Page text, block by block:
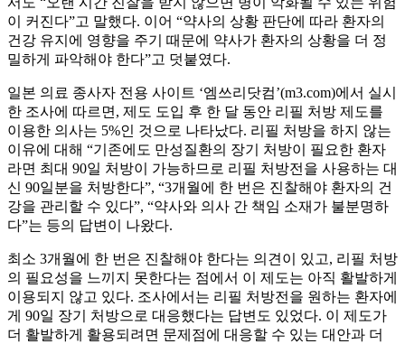
이 커진다”고 말했다. 이어 “약사의 상황 판단에 따라 환자의
건강 유지에 영향을 주기 때문에 약사가 환자의 상황을 더 정
밀하게 파악해야 한다”고 덧붙였다.
일본 의료 종사자 전용 사이트 ‘엠쓰리닷컴’(m3.com)에서 실시
한 조사에 따르면, 제도 도입 후 한 달 동안 리필 처방 제도를
이용한 의사는 5%인 것으로 나타났다. 리필 처방을 하지 않는
이유에 대해 “기존에도 만성질환의 장기 처방이 필요한 환자
라면 최대 90일 처방이 가능하므로 리필 처방전을 사용하는 대
신 90일분을 처방한다”, “3개월에 한 번은 진찰해야 환자의 건
강을 관리할 수 있다”, “약사와 의사 간 책임 소재가 불분명하
다”는 등의 답변이 나왔다.
최소 3개월에 한 번은 진찰해야 한다는 의견이 있고, 리필 처방
의 필요성을 느끼지 못한다는 점에서 이 제도는 아직 활발하게
이용되지 않고 있다. 조사에서는 리필 처방전을 원하는 환자에
게 90일 장기 처방으로 대응했다는 답변도 있었다. 이 제도가
더 활발하게 활용되려면 문제점에 대응할 수 있는 대안과 더